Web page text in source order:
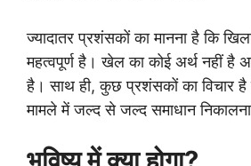
ज्यादातर प्रशंसकों का मानना है कि
महत्वपूर्ण है। खेल का कोई अर्थ नहीं है
है। साथ ही, कुछ प्रशंसकों का विचार
मामले में जल्द से जल्द समाधान निकालना